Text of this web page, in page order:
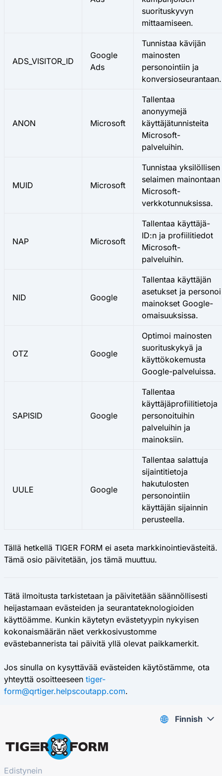
suorituskyvyn
mittaamiseen.
ADS_VISITOR_ID
Google
Ads
Tunnistaa kävijän
mainosten
personointiin ja
konversioseurantaan.
ANON Microsoft
Tallentaa
anonyymejä
käyttäjätunnisteita
Microsoft-
palveluihin.
MUID Microsoft
Tunnistaa yksilöllisen
selaimen mainontaan
Microsoft-
verkkotunnuksissa.
NAP Microsoft
Tallentaa käyttäjä-
ID:n ja profiilitiedot
Microsoft-
palveluihin.
NID Google
Tallentaa käyttäjän
asetukset ja personoi
mainokset Google-
omaisuuksissa.
OTZ Google
Optimoi mainosten
suorituskykyä ja
käyttökokemusta
Google-palveluissa.
SAPISID Google
Tallentaa
käyttäjäprofiilitietoja
personoituihin
palveluihin ja
mainoksiin.
UULE Google
Tallentaa salattuja
sijaintitietoja
hakutulosten
personointiin
käyttäjän sijainnin
perusteella.
Tällä hetkellä TIGER FORM ei aseta markkinointievästeitä.
Tämä osio päivitetään, jos tämä muuttuu.
Tätä ilmoitusta tarkistetaan ja päivitetään säännöllisesti
heijastamaan evästeiden ja seurantateknologioiden
käyttöämme. Kunkin käytetyn evästetyypin nykyisen
kokonaismäärän näet verkkosivustomme
evästebannerista tai päivitä yllä olevat paikkamerkit.
Jos sinulla on kysyttävää evästeiden käytöstämme, ota
yhteyttä osoitteeseen tiger-
form@qrtiger.helpscoutapp.com.
Edistynein
Finnish